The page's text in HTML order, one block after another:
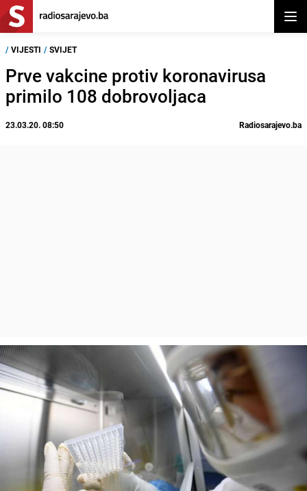
/ VIJESTI / SVIJET
Prve vakcine protiv koronavirusa
primilo 108 dobrovoljaca
23.03.20. 08:50 Radiosarajevo.ba